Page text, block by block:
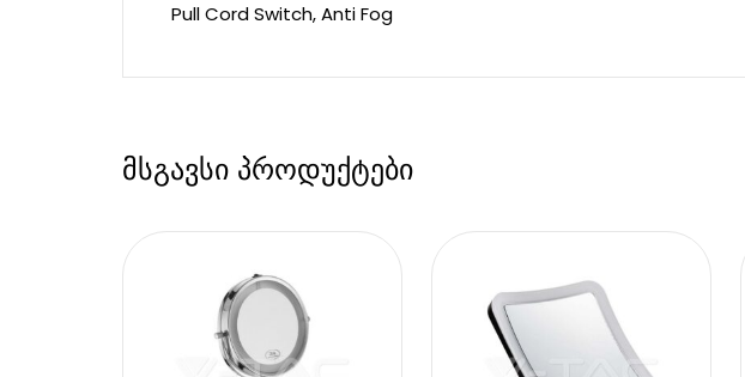
Pull Cord Switch, Anti Fog
მსგავსი პროდუქტები